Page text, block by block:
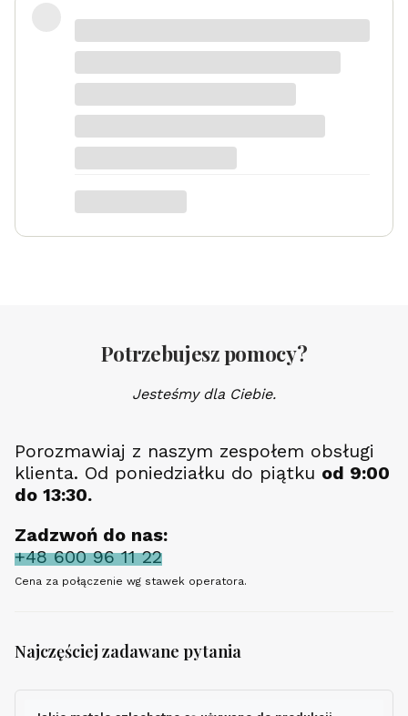
Danka
Serduszko Grawer
Potrzebujesz pomocy?
Jesteśmy dla Ciebie.
Porozmawiaj z naszym zespołem obsługi
klienta. Od poniedziałku do piątku od 9:00
do 13:30.
Zadzwoń do nas:
+48 600 96 11 22
Cena za połączenie wg stawek operatora.
Najczęściej zadawane pytania